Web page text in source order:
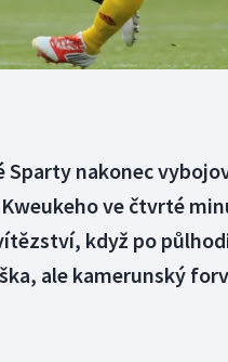
Sparty nakonec
ve čtvrté
když po
ale kamerunský